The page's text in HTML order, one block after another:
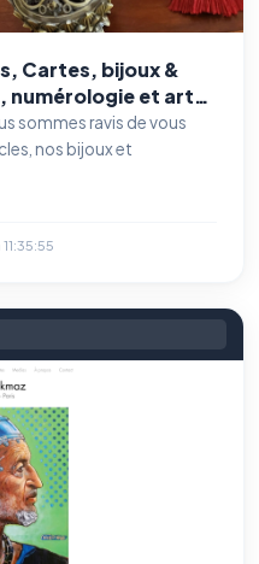
Cartes, bijoux &
numérologie et arts
sommes ravis de vous
nos bijoux et
ACTIF
: session, sécurité,
Ils ne